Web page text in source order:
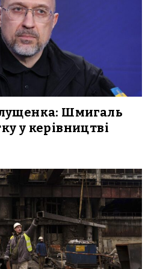
Шмигаль
у керівництві